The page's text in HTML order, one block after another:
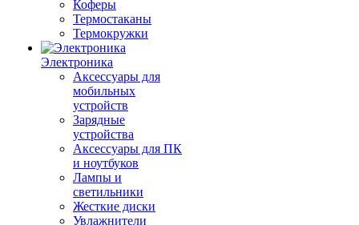
Коферы
Термостаканы
Термокружки
Электроника
Аксессуары для
мобильных
устройств
Зарядные
устройства
Аксессуары для ПК
и ноутбуков
Лампы и
светильники
Жесткие диски
Увлажнители